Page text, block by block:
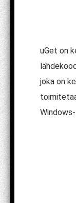
uGet on
joka on